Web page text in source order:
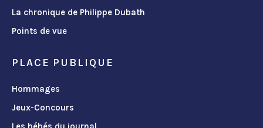
La chronique de Philippe Dubath
Points de vue
PLACE PUBLIQUE
Hommages
Jeux-Concours